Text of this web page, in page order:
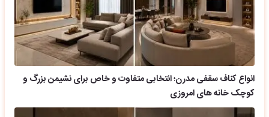
انواع کناف سقفی مدرن؛ انتخابی متفاوت و خاص برای نشیمن بزرگ و
کوچک خانه های امروزی